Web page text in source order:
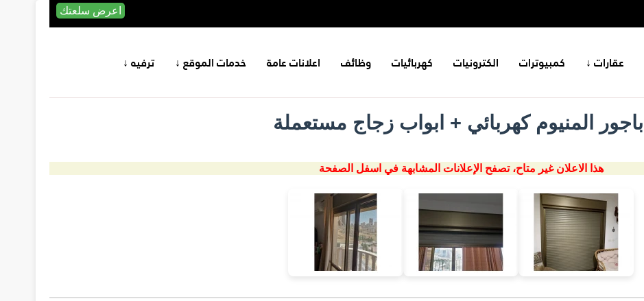
اعرض سلعتك
عقارات ↓ كمبيوترات الكترونيات كهربائيات وظائف اعلانات عامة خدمات الموقع ↓ ترفيه ↓
اباجور المنيوم كهربائي + ابواب زجاج مستعملة
هذا الاعلان غير متاح، تصفح الإعلانات المشابهة في اسفل الصفحة